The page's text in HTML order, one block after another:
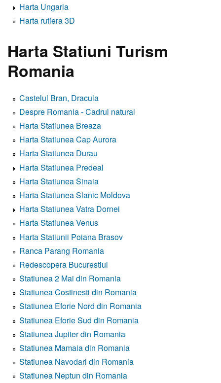
Harta Ungaria
Harta rutiera 3D
Harta Statiuni Turism
Romania
Castelul Bran, Dracula
Despre Romania - Cadrul natural
Harta Statiunea Breaza
Harta Statiunea Cap Aurora
Harta Statiunea Durau
Harta Statiunea Predeal
Harta Statiunea Sinaia
Harta Statiunea Slanic Moldova
Harta Statiunea Vatra Dornei
Harta Statiunea Venus
Harta Statiunii Poiana Brasov
Ranca Parang Romania
Redescopera Bucurestiul
Statiunea 2 Mai din Romania
Statiunea Costinesti din Romania
Statiunea Eforie Nord din Romania
Statiunea Eforie Sud din Romania
Statiunea Jupiter din Romania
Statiunea Mamaia din Romania
Statiunea Navodari din Romania
Statiunea Neptun din Romania